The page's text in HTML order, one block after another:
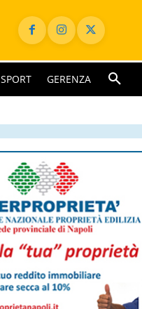
SPORT GERENZA